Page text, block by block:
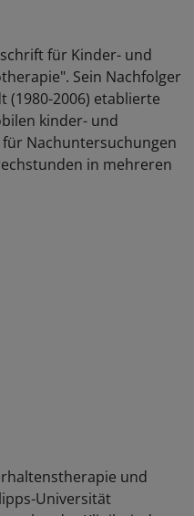
für Kinder- und
Sein Nachfolger
(1980-2006) etablierte
kinder- und
Nachuntersuchungen
in mehreren
und
Universität